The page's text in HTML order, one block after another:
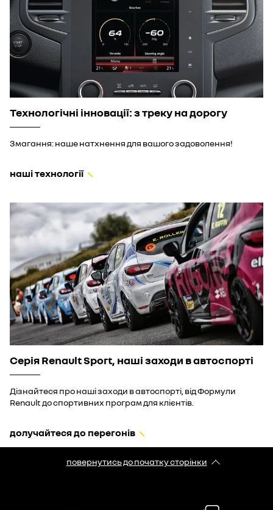
Технологічні інновації: з треку на дорогу
Змагання: наше натхнення для вашого задоволення!
наші технології
Серія Renault Sport, наші заходи в автоспорті
Дізнайтеся про наші заходи в автоспорті, від Формули
Renault до спортивних програм для клієнтів.
долучайтеся до перегонів
повернутись до початку сторінки